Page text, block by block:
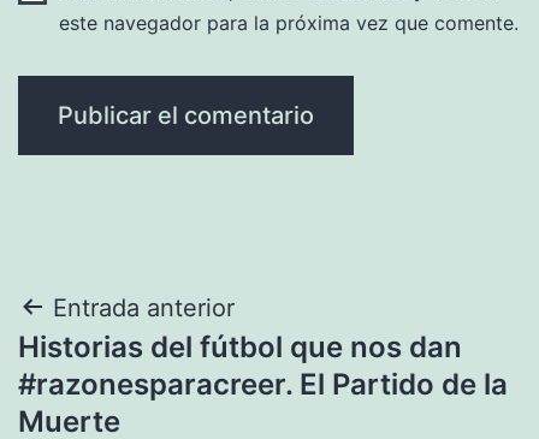
este navegador para la próxima vez que comente.
Navegación
de
entradas
Entrada anterior
Historias del fútbol que nos dan
#razonesparacreer. El Partido de la
Muerte